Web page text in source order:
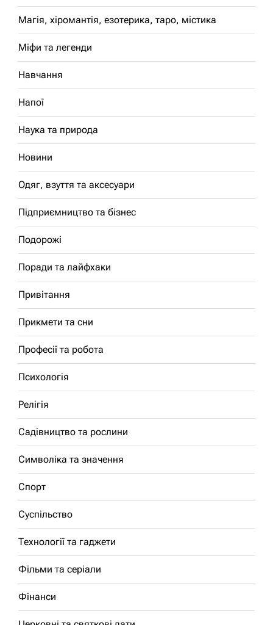
Магія, хіромантія, езотерика, таро, містика
Міфи та легенди
Навчання
Напої
Наука та природа
Новини
Одяг, взуття та аксесуари
Підприємництво та бізнес
Подорожі
Поради та лайфхаки
Привітання
Прикмети та сни
Професії та робота
Психологія
Релігія
Садівництво та рослини
Символіка та значення
Спорт
Суспільство
Технології та гаджети
Фільми та серіали
Фінанси